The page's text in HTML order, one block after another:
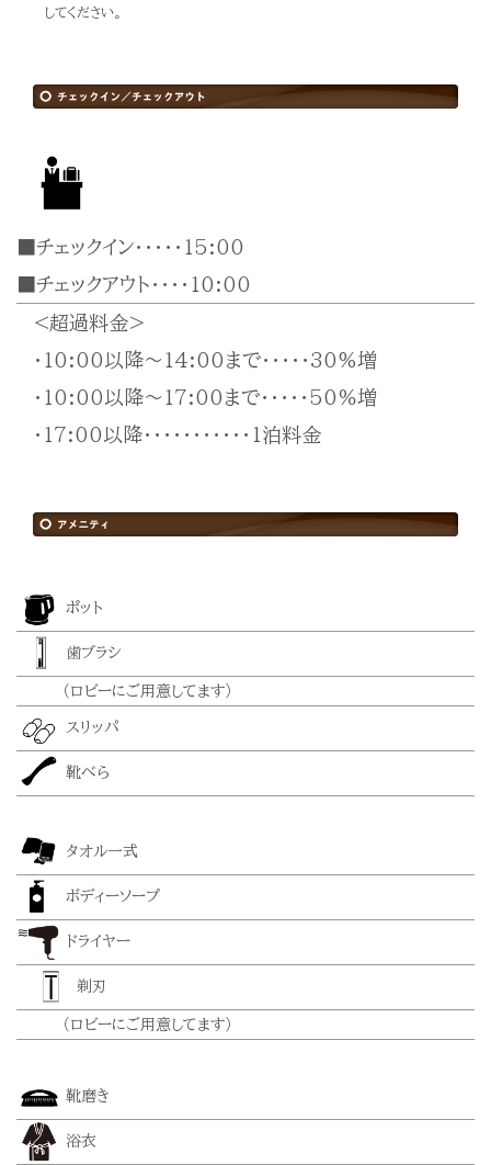
してください。
■チェックイン・・・・・15:00
■チェックアウト・・・・10:00
<超過料金>
・10:00以降～14:00まで・・・・・30%増
・10:00以降～17:00まで・・・・・50％増
・17:00以降・・・・・・・・・・・1泊料金
ポット
歯ブラシ
（ロビーにご用意してます）
スリッパ
靴べら
タオル一式
ボディーソープ
ドライヤー
剃刃
（ロビーにご用意してます）
靴磨き
浴衣